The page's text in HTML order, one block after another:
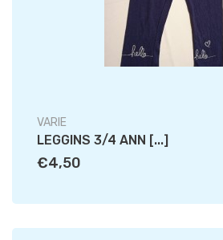
VARIE
LEGGINS 3/4 ANN [...]
€4,50